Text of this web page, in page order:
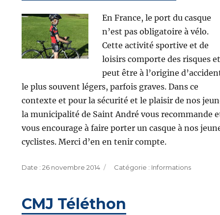
En France, le port du casque
n’est pas obligatoire à vélo.
Cette activité sportive et de
loisirs comporte des risques et
peut être à l’origine
le plus souvent légers, parfois graves. Dans ce
contexte et pour la sécurité et le plaisir de nos
la municipalité de Saint André vous recommande
vous encourage à faire porter un casque à nos
cyclistes. Merci d’en en tenir compte.
Publié
26 novembre 2014 Catégories
Informations
CMJ Téléthon